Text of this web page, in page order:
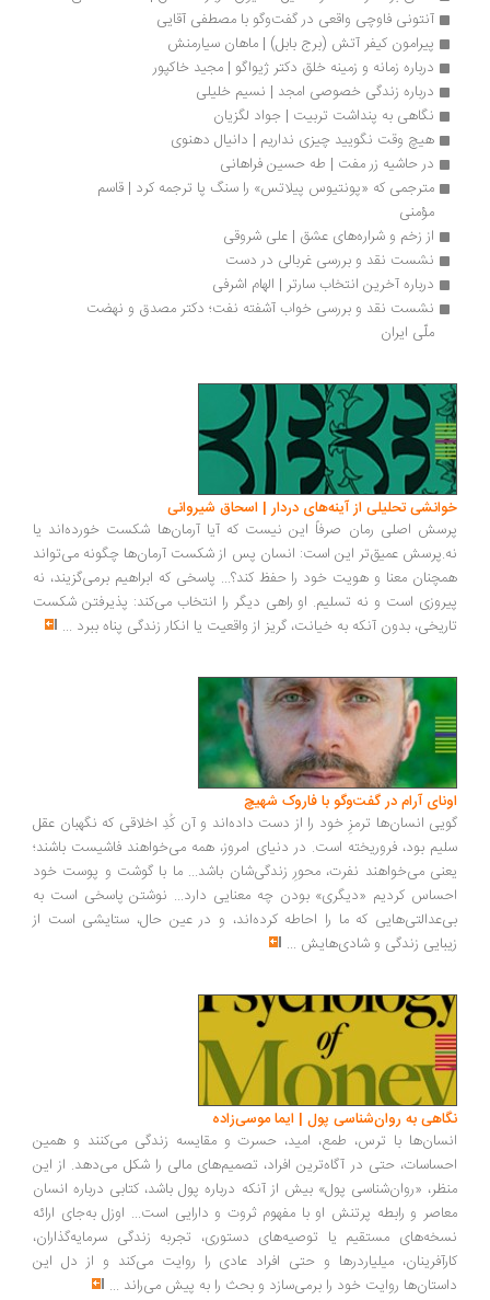
آنتونی فاوچی واقعی در گفت‌وگو با مصطفی آقایی
پیرامون کیفر آتش (برج بابل) | ماهان سیارمنش
درباره زمانه و زمینه خلق دکتر ژیواگو | مجید خاکپور
درباره زندگی خصوصی امجد | نسیم خلیلی
نگاهی به پنداشت تربیت | جواد لگزیان
هیچ وقت نگویید چیزی نداریم | دانیال دهنوی
در حاشیه زر مفت | طه حسین فراهانی
مترجمی که «پونتیوس پیلاتس» را سنگ پا ترجمه کرد | قاسم
از زخم و شراره‌های عشق | علی شروقی
نشست نقد و بررسی غربالی در دست
درباره آخرین انتخاب سارتر | الهام اشرفی
ملّی ایران
تحلیلی از آینه‌های دردار | اسحاق شیروانی
اصلی رمان صرفاً این نیست که آیا آرمان‌ها شکست خورده‌اند یا
عمیق‌تر این است: انسان پس از شکست آرمان‌ها چگونه می‌تواند
معنا و هویت خود را حفظ کند؟... پاسخی که ابراهیم برمی‌گزیند، نه
است و نه تسلیم. او راهی دیگر را انتخاب می‌کند: پذیرفتن شکست
بدون آنکه به خیانت، گریز از واقعیت یا انکار زندگی پناه ببرد...
آرام در گفت‌وگو با فاروک شهیچ‭
انسان‌ها ترمزِ خود را از دست داده‌اند و آن کُدِ اخلاقی که نگهبان عقل
بود، فروریخته است. در دنیای امروز، همه می‌خواهند فاشیست باشند؛
می‌خواهند نفرت، محورِ زندگی‌شان باشد... ما با گوشت و پوست خود
کردیم «دیگری» بودن چه معنایی دارد... نوشتن پاسخی است به
که ما را احاطه کرده‌اند، و در عین حال، ستایشی است از
زندگی و شادی‌هایش...
به روان‌شناسی پول | ایما موسی‌زاده
با ترس، طمع، امید، حسرت و مقایسه زندگی می‌کنند و همین
حتی در آگاه‌ترین افراد، تصمیم‌های مالی را شکل می‌دهد. از این
«روان‌شناسی پول» بیش از آنکه درباره پول باشد، کتابی درباره انسان
و رابطه پرتنش او با مفهوم ثروت و دارایی است... اوزل به‌جای ارائه
مستقیم یا توصیه‌های دستوری، تجربه زندگی سرمایه‌گذاران،
میلیاردرها و حتی افراد عادی را روایت می‌کند و از دل این
روایت خود را برمی‌سازد و بحث را به پیش می‌راند ...